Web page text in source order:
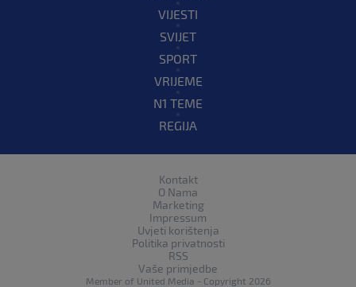
VIJESTI
SVIJET
SPORT
VRIJEME
N1 TEME
REGIJA
Kontakt
O Nama
Marketing
Impressum
Uvjeti korištenja
Politika privatnosti
RSS
Vaše primjedbe
Member of United Media - Copyright 2026